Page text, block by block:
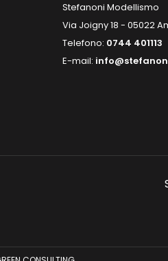
Stefanoni Modellismo
Via Joigny 18 - 05022
Telefono: 0744 401113
E-mail: